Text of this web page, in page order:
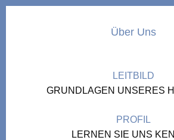
Über Uns
LEITBILD
GRUNDLAGEN UNSERES
PROFIL
LERNEN SIE UNS